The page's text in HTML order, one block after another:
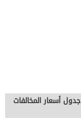
جدول أسعار المخالفات